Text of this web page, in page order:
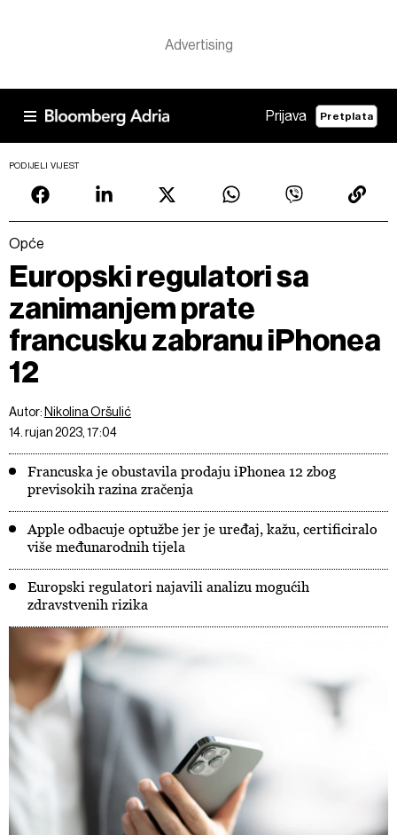
Prijava Pretplata
PODIJELI VIJEST
Opće
Europski regulatori sa
zanimanjem prate
francusku zabranu iPhonea
12
Autor: Nikolina Oršulić
14. rujan 2023, 17:04
Francuska je obustavila prodaju iPhonea 12 zbog
previsokih razina zračenja
Apple odbacuje optužbe jer je uređaj, kažu, certificiralo
više međunarodnih tijela
Europski regulatori najavili analizu mogućih
zdravstvenih rizika